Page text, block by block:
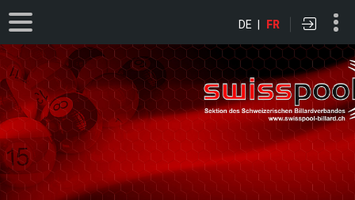
DE | FR